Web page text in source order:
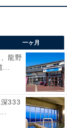
一ヶ月
龍野
333